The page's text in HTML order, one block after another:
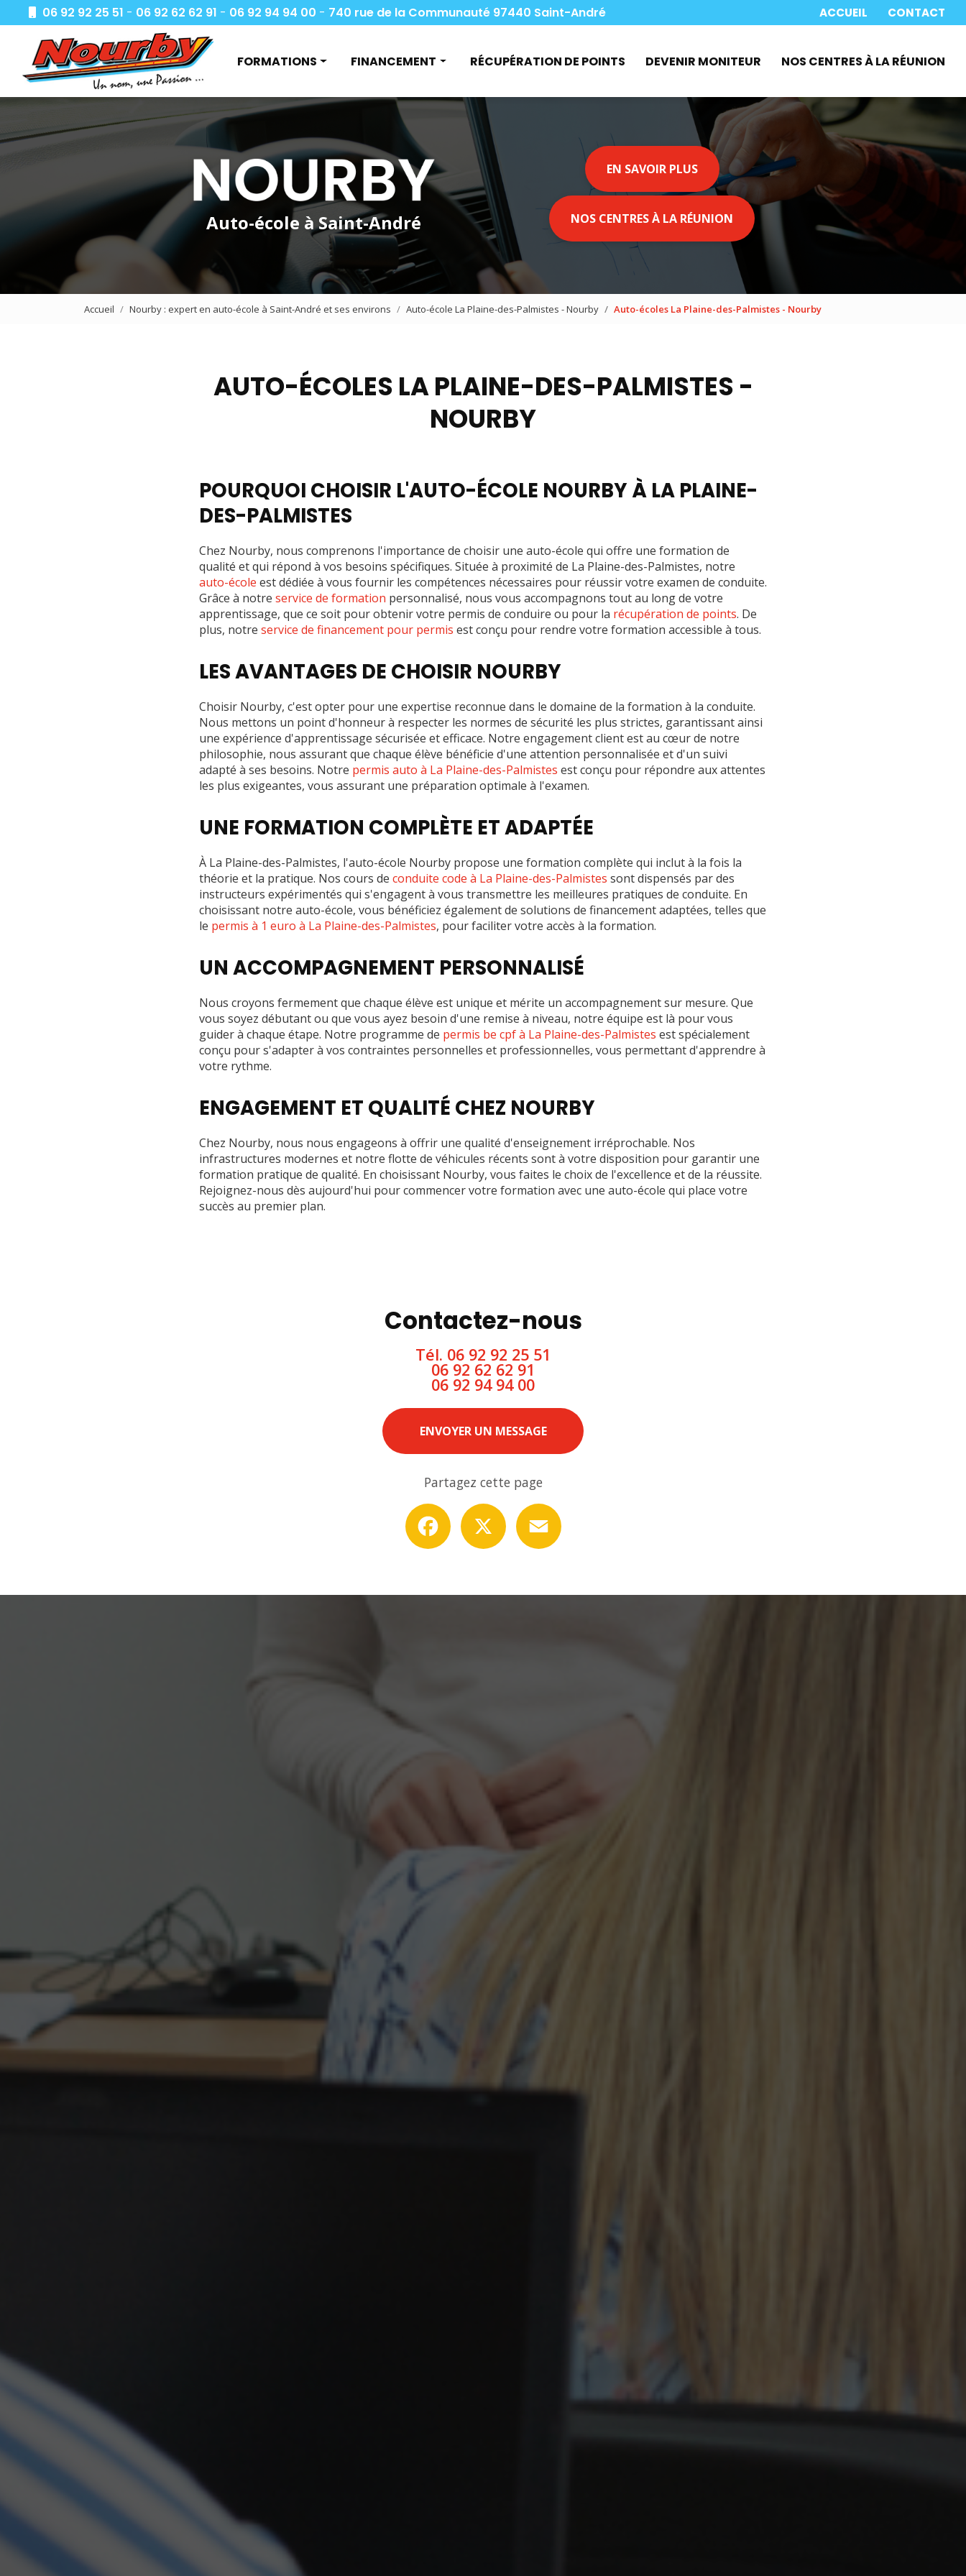
au
contenu
principal
06 92 92 25 51 - 06 92 62 62 91 - 06 92 94 94 00 - 740 rue de la Communauté 97440 Saint-AndréNavigation secondaire ACCUEIL CONTACT
FORMATIONS
Apprendre à conduire
Demande de devis
Je passe mon code
Formations auto
Deux roues
Transport de marchandises
Transport de voyageurs
AIPR
FINANCEMENT
Aide financière
Pôle emploi et le permis B
Le compte CPF
Les apprentis et le permis B
Le permis à 1€
RÉCUPÉRATION DE POINTS DEVENIR MONITEUR NOS CENTRES À LA RÉUNION
Auto-école à Saint-André
EN SAVOIR PLUS
NOS CENTRES À LA RÉUNION
Accueil Nourby : expert en auto-école à Saint-André et ses environs Auto-école La Plaine-des-Palmistes - Nourby Auto-écoles La Plaine-des-Palmistes - Nourby
AUTO-ÉCOLES LA PLAINE-DES-PALMISTES -
NOURBY
POURQUOI CHOISIR L'AUTO-ÉCOLE NOURBY À LA PLAINE-
DES-PALMISTES
Chez Nourby, nous comprenons l'importance de choisir une auto-école qui offre une formation de
qualité et qui répond à vos besoins spécifiques. Située à proximité de La Plaine-des-Palmistes, notre
auto-école est dédiée à vous fournir les compétences nécessaires pour réussir votre examen de conduite.
Grâce à notre service de formation personnalisé, nous vous accompagnons tout au long de votre
apprentissage, que ce soit pour obtenir votre permis de conduire ou pour la récupération de points. De
plus, notre service de financement pour permis est conçu pour rendre votre formation accessible à tous.
LES AVANTAGES DE CHOISIR NOURBY
Choisir Nourby, c'est opter pour une expertise reconnue dans le domaine de la formation à la conduite.
Nous mettons un point d'honneur à respecter les normes de sécurité les plus strictes, garantissant ainsi
une expérience d'apprentissage sécurisée et efficace. Notre engagement client est au cœur de notre
philosophie, nous assurant que chaque élève bénéficie d'une attention personnalisée et d'un suivi
adapté à ses besoins. Notre permis auto à La Plaine-des-Palmistes est conçu pour répondre aux attentes
les plus exigeantes, vous assurant une préparation optimale à l'examen.
UNE FORMATION COMPLÈTE ET ADAPTÉE
À La Plaine-des-Palmistes, l'auto-école Nourby propose une formation complète qui inclut à la fois la
théorie et la pratique. Nos cours de conduite code à La Plaine-des-Palmistes sont dispensés par des
instructeurs expérimentés qui s'engagent à vous transmettre les meilleures pratiques de conduite. En
choisissant notre auto-école, vous bénéficiez également de solutions de financement adaptées, telles que
le permis à 1 euro à La Plaine-des-Palmistes, pour faciliter votre accès à la formation.
UN ACCOMPAGNEMENT PERSONNALISÉ
Nous croyons fermement que chaque élève est unique et mérite un accompagnement sur mesure. Que
vous soyez débutant ou que vous ayez besoin d'une remise à niveau, notre équipe est là pour vous
guider à chaque étape. Notre programme de permis be cpf à La Plaine-des-Palmistes est spécialement
conçu pour s'adapter à vos contraintes personnelles et professionnelles, vous permettant d'apprendre à
votre rythme.
ENGAGEMENT ET QUALITÉ CHEZ NOURBY
Chez Nourby, nous nous engageons à offrir une qualité d'enseignement irréprochable. Nos
infrastructures modernes et notre flotte de véhicules récents sont à votre disposition pour garantir une
formation pratique de qualité. En choisissant Nourby, vous faites le choix de l'excellence et de la réussite.
Rejoignez-nous dès aujourd'hui pour commencer votre formation avec une auto-école qui place votre
succès au premier plan.
Contactez-nous
Tél. 06 92 92 25 51
06 92 62 62 91
06 92 94 94 00
ENVOYER UN MESSAGE
Partagez cette page
Facebook